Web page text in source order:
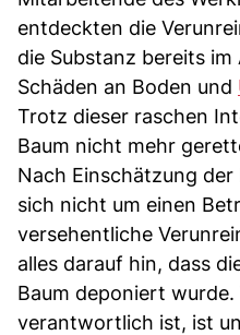
entdeckten die
die Substanz bereits
Schäden an Boden und
Trotz dieser raschen
Baum nicht mehr
Nach Einschätzung
sich nicht um einen
versehentliche
alles darauf hin, dass
Baum deponiert wurde.
verantwortlich ist, ist